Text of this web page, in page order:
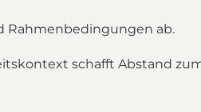
Rahmenbedingungen ab.
schafft Abstand